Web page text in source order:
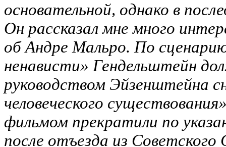
основательной, однако в
Он рассказал мне много
об Андре Мальро. По
ненависти» Гендельштейн
руководством Эйзенштейна
человеческого
фильмом прекратили по
после отъезда из Советского